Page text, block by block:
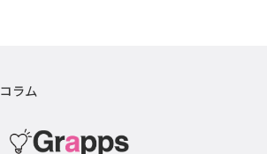
コラム